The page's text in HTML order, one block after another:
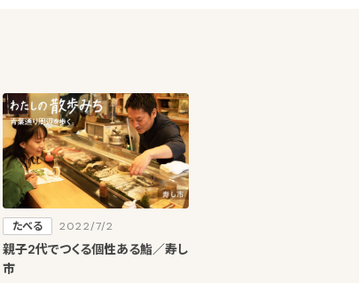
たべる 2022/7/2
親子2代でつくる個性ある鮨／寿し
市